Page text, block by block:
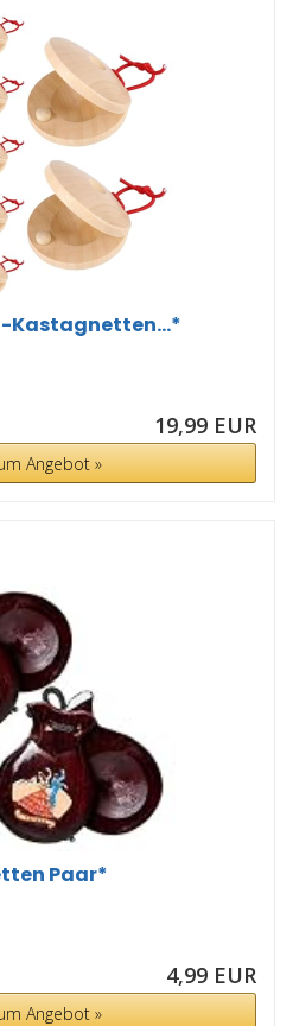
Kastagnetten...*
19,99 EUR
Angebot »
Paar*
4,99 EUR
Angebot »